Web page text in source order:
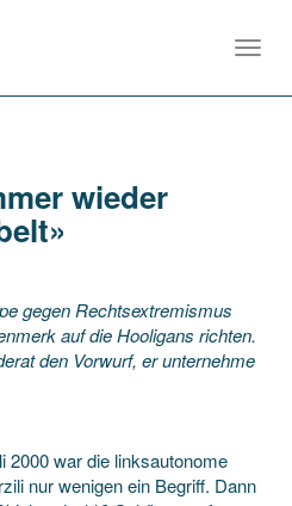
wieder
gegen Rechtsextremismus
auf die Hooligans richten.
den Vorwurf, er unternehme
2000 war die linksautonome
nur wenigen ein Begriff. Dann